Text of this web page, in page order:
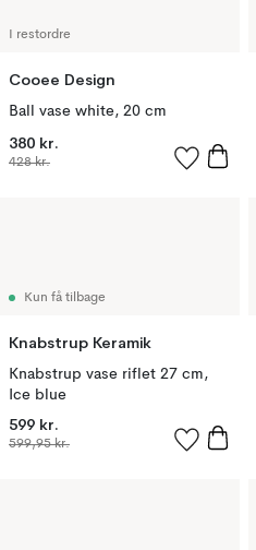
I restordre
Cooee Design
Ball vase white, 20 cm
380 kr.
428 kr.
Kun få tilbage
Knabstrup Keramik
Knabstrup vase riflet 27 cm,
Ice blue
599 kr.
599,95 kr.